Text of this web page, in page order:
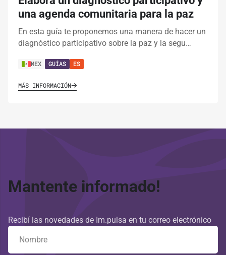
una agenda comunitaria para la paz
En esta guía te proponemos una manera de hacer un
diagnóstico participativo sobre la paz y la segu…
MEX GUÍAS ES
MÁS INFORMACIÓN
Mantente informado!
Recibí las novedades de Im.pulsa en tu correo electrónico